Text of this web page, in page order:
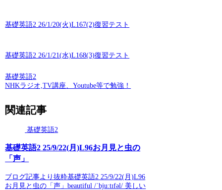
基礎英語2 26/1/20(火)L167(2)復習テスト
基礎英語2 26/1/21(水)L168(3)復習テスト
基礎英語2
NHKラジオ,TV講座、Youtube等で勉強！
関連記事
基礎英語2
基礎英語2 25/9/22(月)L96お月見と虫の
「声」
ブログ記事より抜粋基礎英語2 25/9/22(月)L96
お月見と虫の「声」beautiful /ˈbjuːtɪfəl/ 美しい